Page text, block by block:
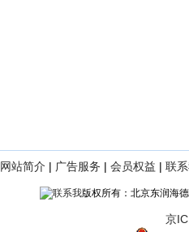
网站简介 | 广告服务 | 会员权益 | 联
版权所有：北京东润海
京